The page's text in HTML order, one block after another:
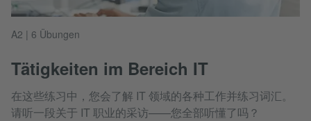
A2 | 6 Übungen
Tätigkeiten im Bereich IT
在这些练习中，您会了解 IT 领域的各种工作并练习词汇。
请听一段关于 IT 职业的采访——您全部听懂了吗？